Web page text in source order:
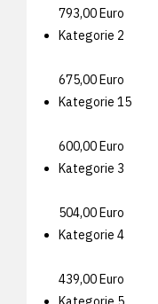
793,00 Euro
Kategorie 2
675,00 Euro
Kategorie 15
600,00 Euro
Kategorie 3
504,00 Euro
Kategorie 4
439,00 Euro